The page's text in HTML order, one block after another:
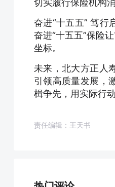
切实履行保险机构
奋进“十五五” 笃行
奋进“十五五”保险
坐标。
未来，北大方正人
引领高质量发展，
楫争先，用实际行
责任编辑：王天书